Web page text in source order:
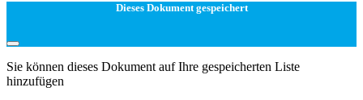
Dieses Dokument gespeichert
Sie können dieses Dokument auf Ihre gespeicherten Liste
hinzufügen